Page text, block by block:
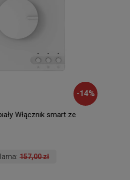
-14%
Włącznik smart ze
157,00 zł